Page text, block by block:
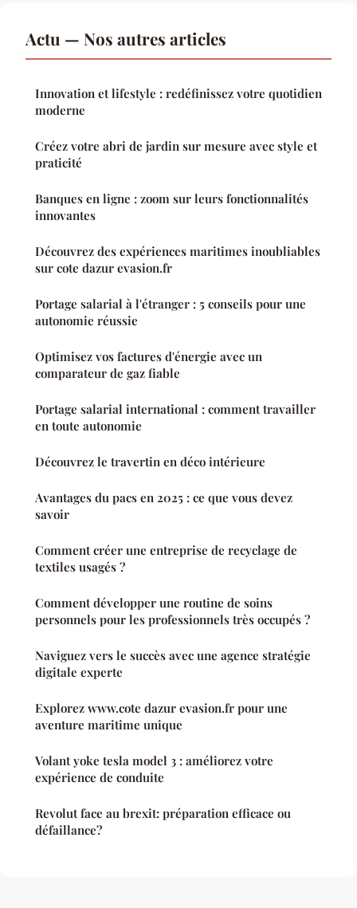
Actu — Nos autres articles
Innovation et lifestyle : redéfinissez votre quotidien
moderne
Créez votre abri de jardin sur mesure avec style et
praticité
Banques en ligne : zoom sur leurs fonctionnalités
innovantes
Découvrez des expériences maritimes inoubliables
sur cote dazur evasion.fr
Portage salarial à l'étranger : 5 conseils pour une
autonomie réussie
Optimisez vos factures d'énergie avec un
comparateur de gaz fiable
Portage salarial international : comment travailler
en toute autonomie
Découvrez le travertin en déco intérieure
Avantages du pacs en 2025 : ce que vous devez
savoir
Comment créer une entreprise de recyclage de
textiles usagés ?
Comment développer une routine de soins
personnels pour les professionnels très occupés ?
Naviguez vers le succès avec une agence stratégie
digitale experte
Explorez www.cote dazur evasion.fr pour une
aventure maritime unique
Volant yoke tesla model 3 : améliorez votre
expérience de conduite
Revolut face au brexit: préparation efficace ou
défaillance?